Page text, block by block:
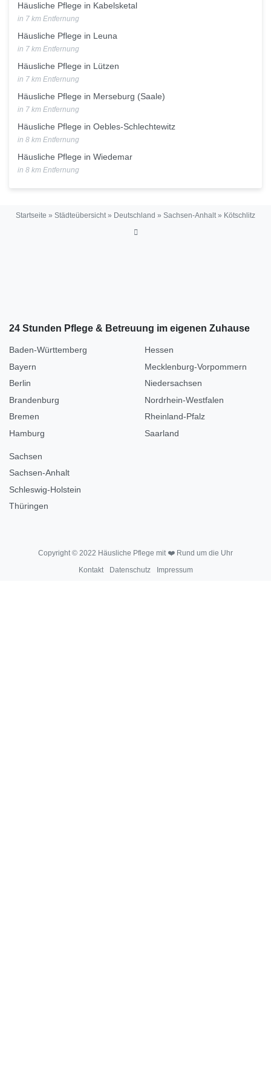
Häusliche Pflege in Kabelsketal
in 7 km Entfernung
Häusliche Pflege in Leuna
in 7 km Entfernung
Häusliche Pflege in Lützen
in 7 km Entfernung
Häusliche Pflege in Merseburg (Saale)
in 7 km Entfernung
Häusliche Pflege in Oebles-Schlechtewitz
in 8 km Entfernung
Häusliche Pflege in Wiedemar
in 8 km Entfernung
Startseite » Städteübersicht» Deutschland » Sachsen-Anhalt» Kötschlitz
24 Stunden Pflege & Betreuung im eigenen Zuhause
Baden-Württemberg
Bayern
Berlin
Brandenburg
Bremen
Hamburg
Hessen
Mecklenburg-Vorpommern
Niedersachsen
Nordrhein-Westfalen
Rheinland-Pfalz
Saarland
Sachsen
Sachsen-Anhalt
Schleswig-Holstein
Thüringen
Copyright © 2022 Häusliche Pflege mit ❤️ Rund um die Uhr
Kontakt
Datenschutz Impressum